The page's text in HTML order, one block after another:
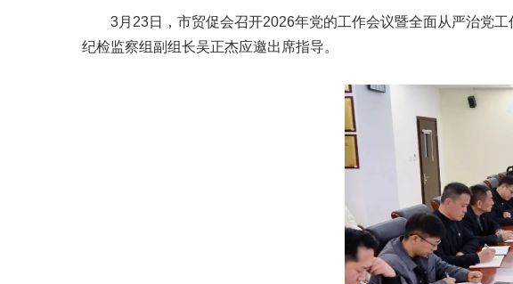
3月23日，市贸促会召开2026年党的工作会议暨全面从严治党
纪检监察组副组长吴正杰应邀出席指导。